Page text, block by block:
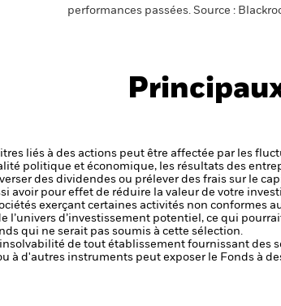
performances passées. Source :
liés à des actions peut être affectée par les
politique et économique, les résultats des
des dividendes ou prélever des frais sur le
avoir pour effet de réduire la valeur de votre
exerçant certaines activités non conformes
l’univers d’investissement potentiel, ce qui
qui ne serait pas soumis à cette sélection.
de tout établissement fournissant des
à d'autres instruments peut exposer le Fonds à